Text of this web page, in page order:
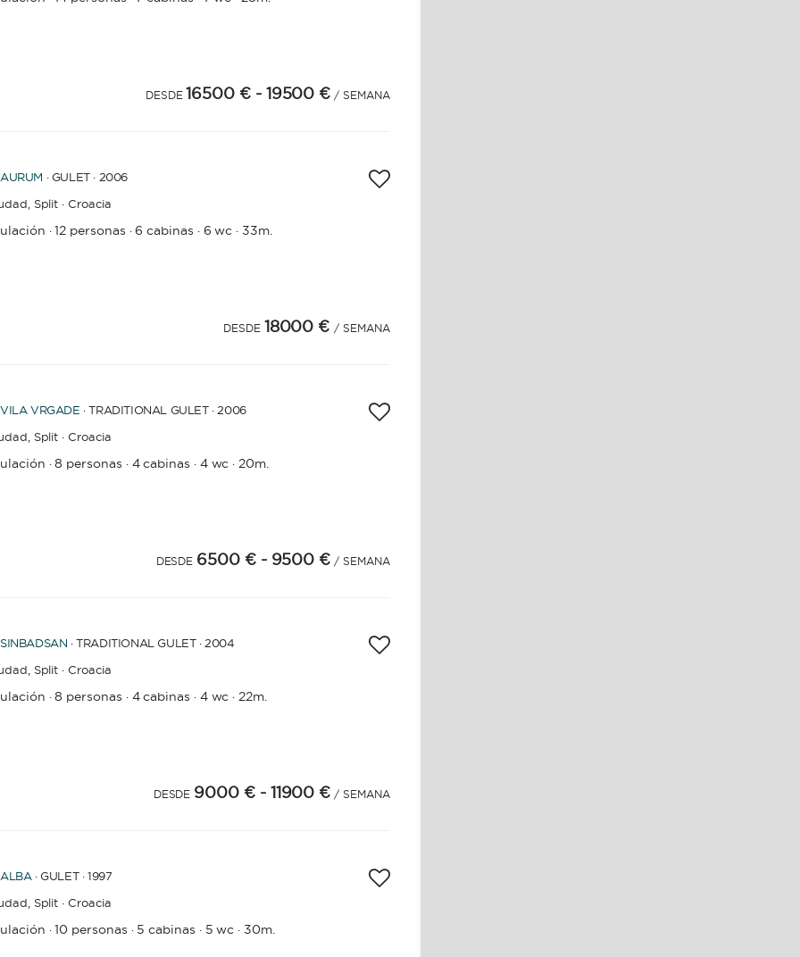
DESDE 16500 € - 19500 € / SEMANA
AURUM · GULET · 2006
Split · Croacia
·12 personas ·6 cabinas · 6 wc · 33m.
DESDE 18000 €/ SEMANA
VILA VRGADE · TRADITIONAL GULET · 2006
Split · Croacia
·8 personas · 4 cabinas · 4 wc · 20m.
DESDE 6500 € - 9500 € / SEMANA
SINBADSAN · TRADITIONAL GULET · 2004
Split · Croacia
·8 personas · 4 cabinas · 4 wc · 22m.
DESDE 9000 € - 11900 € / SEMANA
ALBA· GULET · 1997
Split · Croacia
·10 personas · 5 cabinas · 5 wc · 30m.